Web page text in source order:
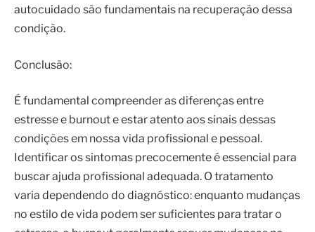
autocuidado são fundamentais na recuperação dessa
condição.
Conclusão:
É fundamental compreender as diferenças entre
estresse e burnout e estar atento aos sinais dessas
condições em nossa vida profissional e pessoal.
Identificar os sintomas precocemente é essencial para
buscar ajuda profissional adequada. O tratamento
varia dependendo do diagnóstico: enquanto mudanças
no estilo de vida podem ser suficientes para tratar o